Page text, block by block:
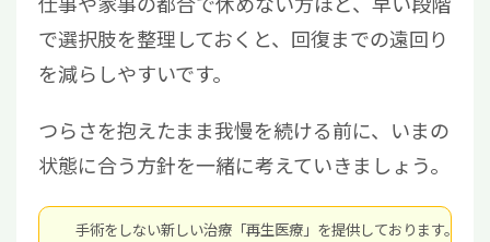
で選択肢を整理しておくと、回復までの遠回り
を減らしやすいです。
つらさを抱えたまま我慢を続ける前に、いまの
状態に合う方針を一緒に考えていきましょう。
手術をしない新しい治療「再生医療」を提供しております。